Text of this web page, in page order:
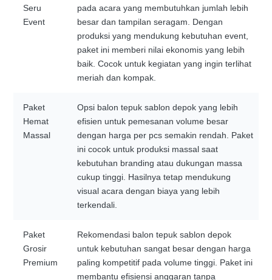
Seru
Event
pada acara yang membutuhkan jumlah lebih
besar dan tampilan seragam. Dengan
produksi yang mendukung kebutuhan event,
paket ini memberi nilai ekonomis yang lebih
baik. Cocok untuk kegiatan yang ingin terlihat
meriah dan kompak.
Paket
Hemat
Massal
Opsi balon tepuk sablon depok yang lebih
efisien untuk pemesanan volume besar
dengan harga per pcs semakin rendah. Paket
ini cocok untuk produksi massal saat
kebutuhan branding atau dukungan massa
cukup tinggi. Hasilnya tetap mendukung
visual acara dengan biaya yang lebih
terkendali.
Paket
Grosir
Premium
Rekomendasi balon tepuk sablon depok
untuk kebutuhan sangat besar dengan harga
paling kompetitif pada volume tinggi. Paket ini
membantu efisiensi anggaran tanpa